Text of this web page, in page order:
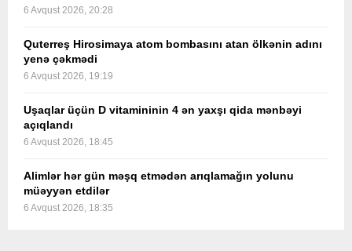
6 Avqust 2026, 20:28
Quterreş Hirosimaya atom bombasını atan ölkənin adını
yenə çəkmədi
6 Avqust 2026, 19:19
Uşaqlar üçün D vitamininin 4 ən yaxşı qida mənbəyi
açıqlandı
6 Avqust 2026, 18:45
Alimlər hər gün məşq etmədən arıqlamağın yolunu
müəyyən etdilər
6 Avqust 2026, 18:35